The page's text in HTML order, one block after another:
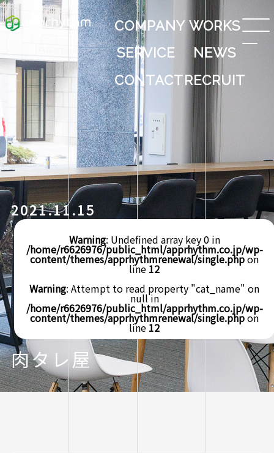
COMPANY WORKS
SERVICE
NEWS
CONTACTRECRUIT
2021.11.15
Warning: Undefined array key 0 in
/home/r6626976/public_html/apprhythm.co.jp/wp-
content/themes/apprhythmrenewal/single.phpon
line 12
Warning: Attempt to read property "cat_name" on
null in
/home/r6626976/public_html/apprhythm.co.jp/wp-
content/themes/apprhythmrenewal/single.phpon
line 12
肉タレ屋